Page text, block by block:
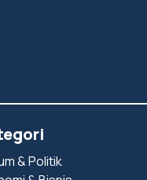
& Politik